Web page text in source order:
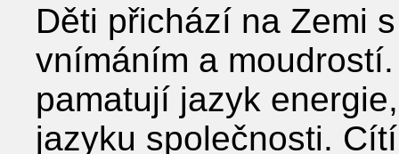
Děti přichází na Zemi
vnímáním a
pamatují jazyk
jazyku společnosti.